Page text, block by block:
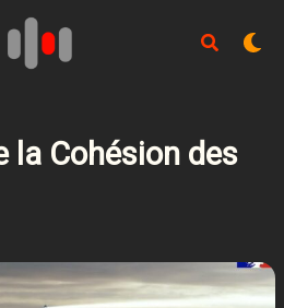
la Cohésion des